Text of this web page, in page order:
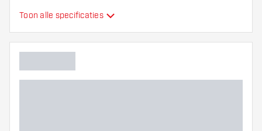
Vorm dartpunten Straight Point
Soort grip dartpunten
Toon alle specificaties